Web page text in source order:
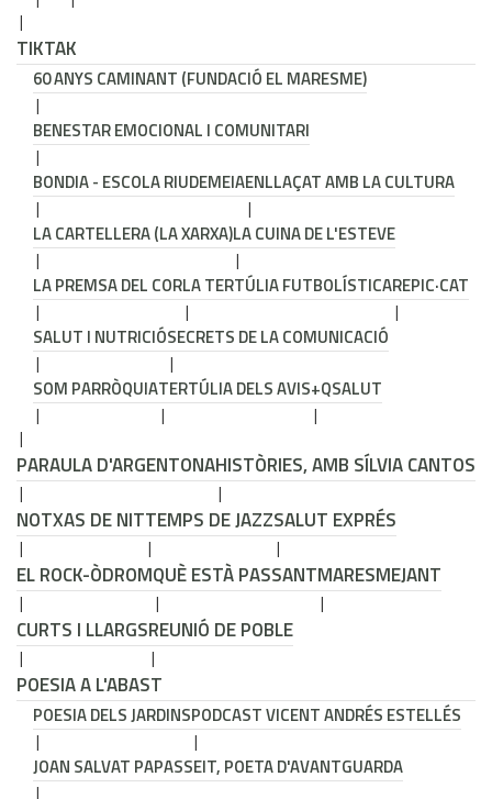
TIKTAK
60 ANYS CAMINANT (FUNDACIÓ EL MARESME)
BENESTAR EMOCIONAL I COMUNITARI
BONDIA - ESCOLA RIUDEMEIAENLLAÇAT AMB LA CULTURA
LA CARTELLERA (LA XARXA)LA CUINA DE L'ESTEVE
LA PREMSA DEL CORLA TERTÚLIA FUTBOLÍSTICAREPIC·CAT
SALUT I NUTRICIÓSECRETS DE LA COMUNICACIÓ
SOM PARRÒQUIATERTÚLIA DELS AVIS+QSALUT
PARAULA D'ARGENTONAHISTÒRIES, AMB SÍLVIA CANTOS
NOTXAS DE NITTEMPS DE JAZZSALUT EXPRÉS
EL ROCK-ÒDROMQUÈ ESTÀ PASSANTMARESMEJANT
CURTS I LLARGSREUNIÓ DE POBLE
POESIA A L'ABAST
POESIA DELS JARDINSPODCAST VICENT ANDRÉS ESTELLÉS
JOAN SALVAT PAPASSEIT, POETA D'AVANTGUARDA